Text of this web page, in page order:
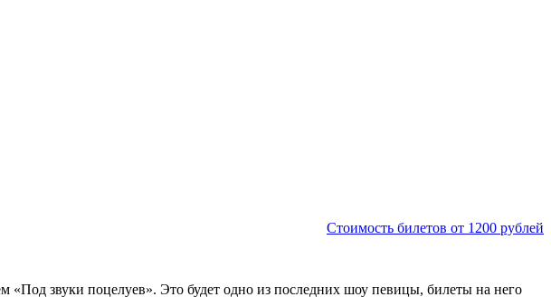
Стоимость билетов от 1200 рублей
«Под звуки поцелуев». Это будет одно из последних шоу певицы, билеты на него